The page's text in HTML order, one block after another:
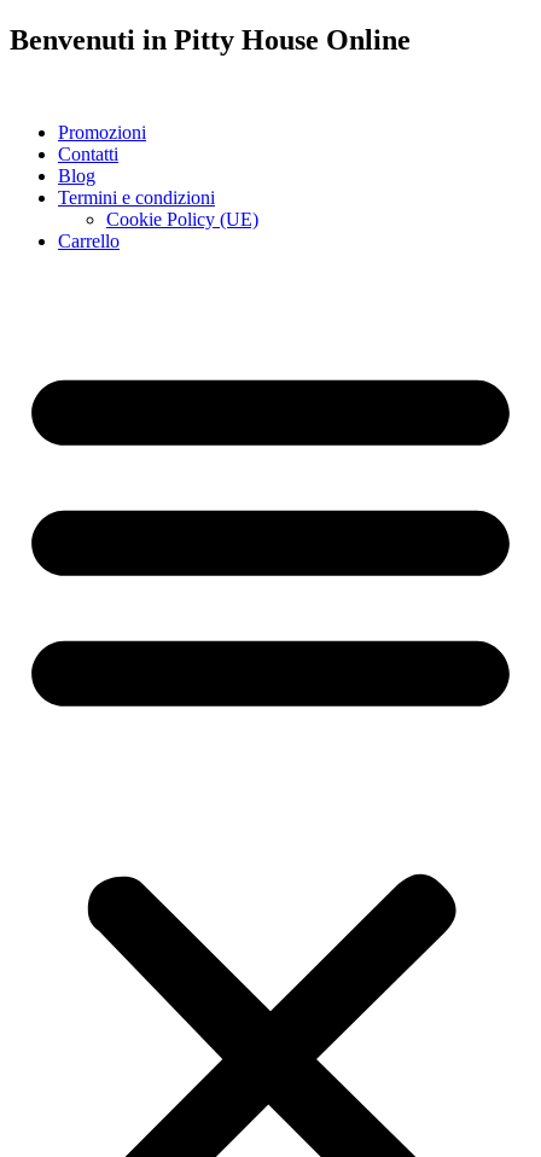
Benvenuti in Pitty House Online
Promozioni
Contatti
Blog
Termini e condizioni
Cookie Policy (UE)
Carrello